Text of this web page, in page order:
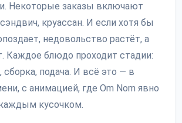
Некоторые заказы включают
круассан. И если хотя бы
недовольство растёт, а
Каждое блюдо проходит стадии:
сборка, подача. И всё это — в
с анимацией, где Om Nom явно
кусочком.